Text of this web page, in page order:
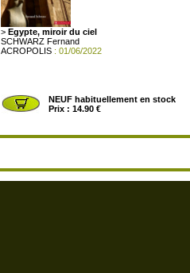
> Egypte, miroir du ciel
SCHWARZ Fernand
ACROPOLIS : 01/06/2022
NEUF habituellement en stock
Prix : 14.90 €